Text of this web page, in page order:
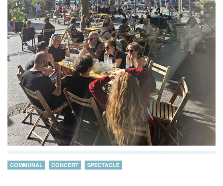
COMMUNAL CONCERT SPECTACLE